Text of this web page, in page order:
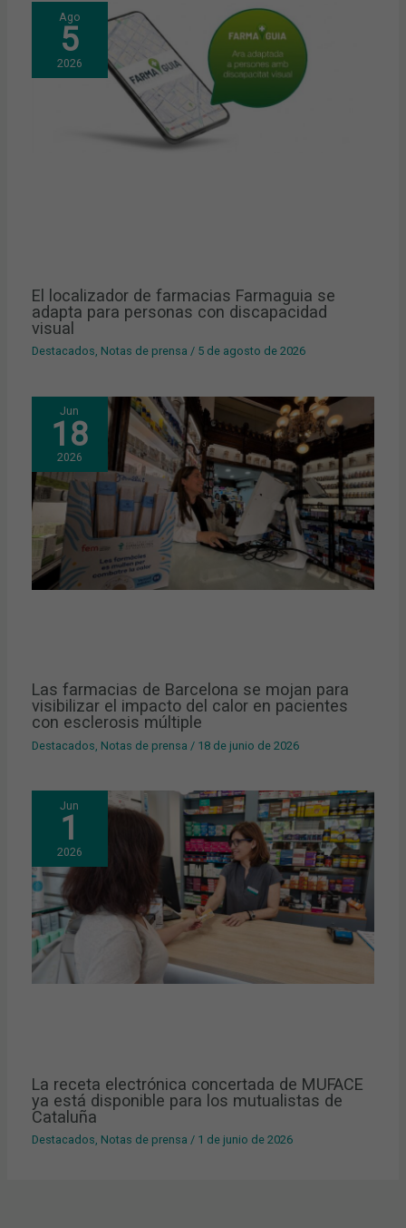
Ago
5
2026
El localizador de farmacias Farmaguia se
adapta para personas con discapacidad
visual
Destacados, Notas de prensa / 5 de agosto de 2026
Jun
18
2026
Las farmacias de Barcelona se mojan para
visibilizar el impacto del calor en pacientes
con esclerosis múltiple
Destacados Notas de prensa / 18 de junio de 2026
Jun
1
2026
La receta electrónica concertada de MUFACE
ya está disponible para los mutualistas de
Cataluña
Destacados, Notas de prensa / 1 de junio de 2026